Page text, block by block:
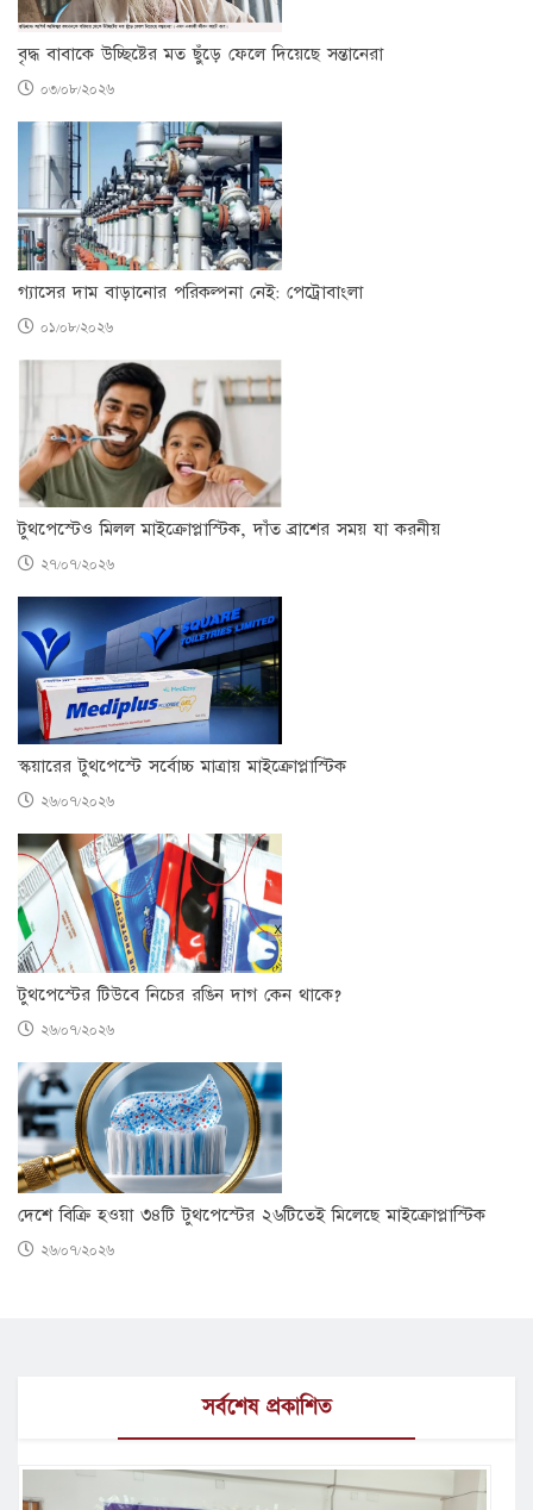
বৃদ্ধ বাবাকে উচ্ছিষ্টের মত ছুঁড়ে ফেলে দিয়েছে সন্তানেরা
০৩/০৮/২০২৬
গ্যাসের দাম বাড়ানোর পরিকল্পনা নেই: পেট্রোবাংলা
০১/০৮/২০২৬
টুথপেস্টেও মিলল মাইক্রোপ্লাস্টিক, দাঁত ব্রাশের সময় যা করনীয়
২৭/০৭/২০২৬
স্কয়ারের টুথপেস্টে সর্বোচ্চ মাত্রায় মাইক্রোপ্লাস্টিক
২৬/০৭/২০২৬
টুথপেস্টের টিউবে নিচের রঙিন দাগ কেন থাকে?
২৬/০৭/২০২৬
দেশে বিক্রি হওয়া ৩৪টি টুথপেস্টের ২৬টিতেই মিলেছে মাইক্রোপ্লাস্টিক
২৬/০৭/২০২৬
সর্বশেষ প্রকাশিত